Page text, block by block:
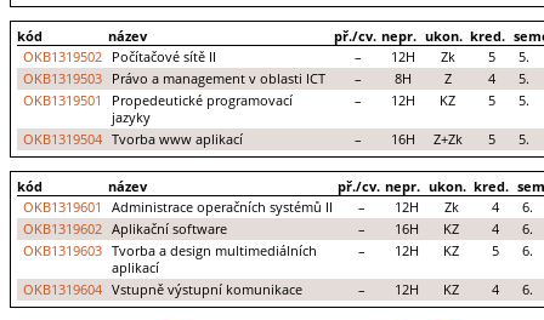
kód název př./cv. nepr. ukon. kred.
OKB1319502
Počítačové sítě II – 12H Zk 5
5.
OKB1319503
Právo a management v oblasti ICT – 8H Z 4
5.
OKB1319501
Propedeutické programovací
jazyky
– 12H KZ 5 5.
OKB1319504 Tvorba www aplikací – 16H Z+Zk 5 5.
kód název př./cv. nepr. ukon. kred.
OKB1319601
Administrace operačních systémů II – 12H Zk 4
6.
OKB1319602 Aplikační software – 16H KZ 4
6.
OKB1319603 Tvorba a design multimediálních
aplikací
– 12H KZ 5 6.
OKB1319604 Vstupně výstupní komunikace – 12H KZ 4 6.